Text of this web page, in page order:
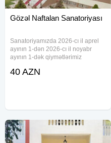
Gözəl Naftalan Sanatoriyası
Sanatoriyamızda 2026-cı il aprel
ayının 1-dən 2026-cı il noyabr
ayının 1-dək qiymətlərimiz
Qiymətlər: • Bir nəfər üçün 2, 3 və
40 AZN